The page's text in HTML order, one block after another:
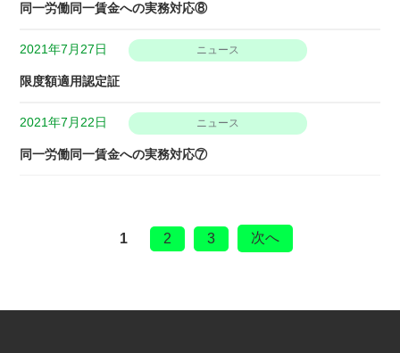
同一労働同一賃金への実務対応⑧
2021年7月27日 ニュース
限度額適用認定証
2021年7月22日 ニュース
同一労働同一賃金への実務対応⑦
1 2 3 次へ